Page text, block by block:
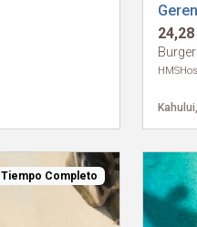
Tiempo Completo